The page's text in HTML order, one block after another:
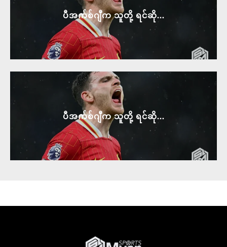
ပီအက်စ်ဂျီက သူတို့ ရင်ဆို...
ပီအက်စ်ဂျီက သူတို့ ရင်ဆို...